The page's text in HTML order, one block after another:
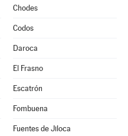
Chodes
Codos
Daroca
El Frasno
Escatrón
Fombuena
Fuentes de Jiloca